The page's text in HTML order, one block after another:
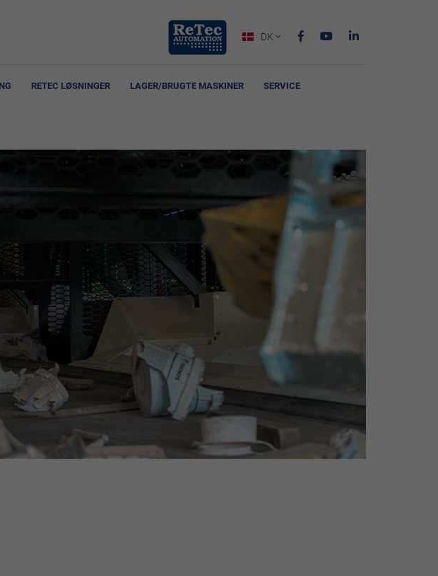
DK 
RETEC LØSNINGER LAGER/BRUGTE MASKINER SERVICE